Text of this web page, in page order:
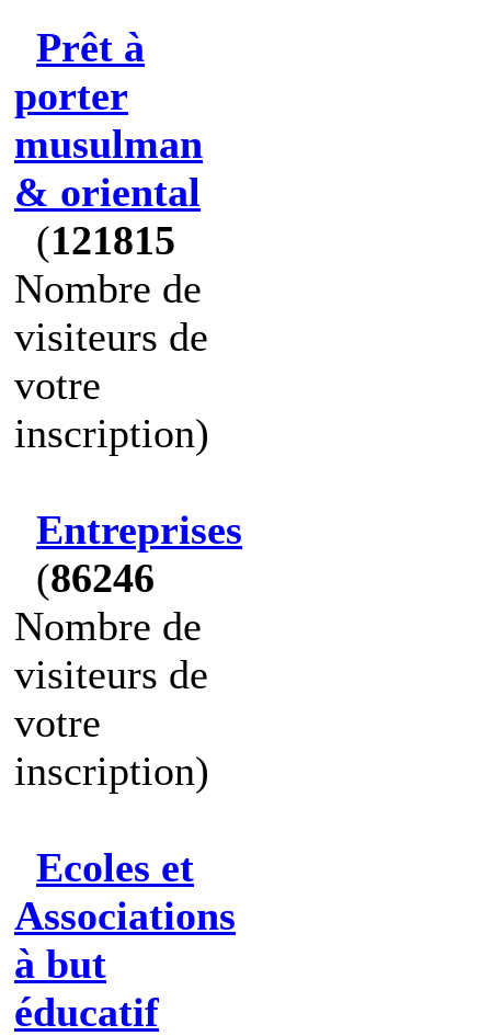
Prêt à
porter
musulman
& oriental
(121815
Nombre de
visiteurs de
votre
inscription)
Entreprises
(86246
Nombre de
visiteurs de
votre
inscription)
Ecoles et
Associations
à but
éducatif